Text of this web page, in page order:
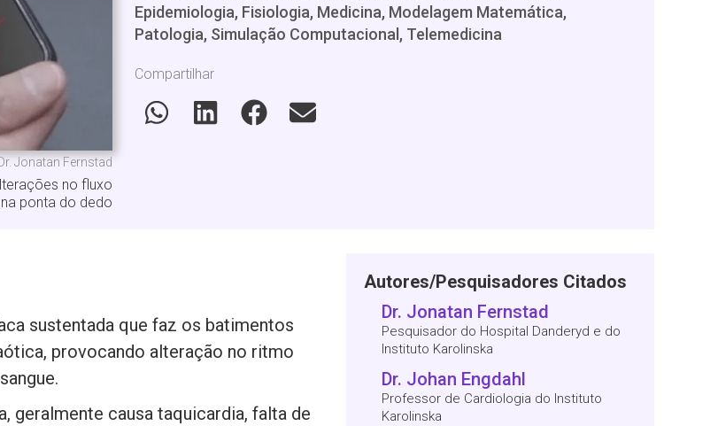
Jonatan Fernstad
no fluxo
ponta do dedo
Epidemiologia, Fisiologia, Medicina, Modelagem Matemática,
Patologia, Simulação Computacional, Telemedicina
Compartilhar
sustentada que faz os batimentos
provocando alteração no ritmo
geralmente causa taquicardia, falta de
Autores/Pesquisadores Citados
Dr. Jonatan Fernstad
Pesquisador do Hospital Danderyd e do
Instituto Karolinska
Dr. Johan Engdahl
Professor de Cardiologia do Instituto
Karolinska